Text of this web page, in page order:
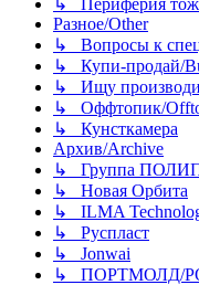
Разное/Other
↳ Вопросы к
↳ Купи-продай/
↳ Ищу
↳ Оффтопик/
↳ Кунсткамера
Архив/Archive
↳ Группа
↳ Новая Орбита
↳ ILMA
↳ Руспласт
↳ Jonwai
↳ ПОРТМОЛД/